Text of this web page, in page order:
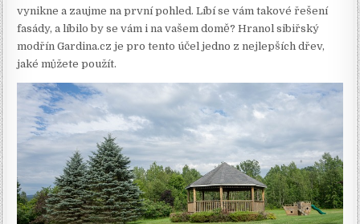
vynikne a zaujme na první pohled. Líbí se vám takové řešení
fasády, a líbilo by se vám i na vašem domě?Hranol sibiřský
modřín Gardina.cz je pro tento účel jedno z nejlepších dřev,
jaké můžete použít.